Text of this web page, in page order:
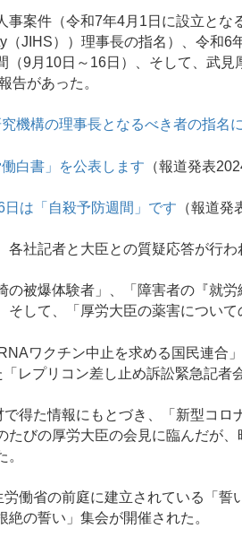
案件（令和7年4月1日に設立とな
（JIHS））理事長の指名）、令和
（9月10日～16日）、そして、武見
告があった。
機構の理事長となるべき者の指名
働白書」を公表します （報道発表
日は「自殺予防週間」です （報道発
社記者と大臣との質疑応答が行わ
被爆体験者」、「障害者の『就
そして、「厚労大臣の薬害について
ワクチン中止を求める国民連合
レプリコン差し止め訴訟緊急記者
得た情報にもとづき、「新型コロ
たびの厚労大臣の会見に臨んだが
働省の前庭に建立されている「誓
の誓い」集会が開催された。